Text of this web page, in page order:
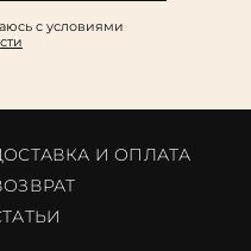
c условиями
И ОПЛАТА